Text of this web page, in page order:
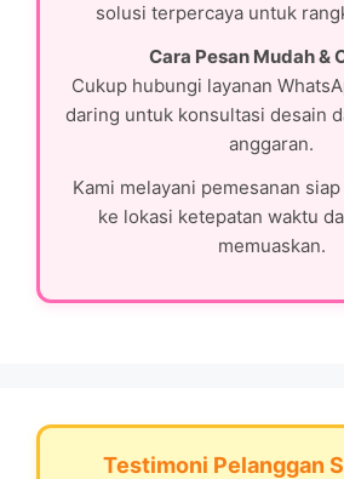
solusi terpercaya untuk
Cara Pesan Mudah &
Cukup hubungi layanan
daring untuk konsultasi desain
anggaran.
Kami melayani pemesanan
ke lokasi ketepatan waktu
memuaskan.
Testimoni Pelanggan